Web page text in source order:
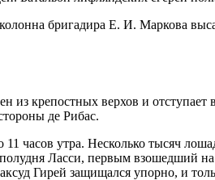
бригадира Е. И. Маркова
из крепостных верхов и
де Рибас.
часов утра. Несколько тысяч
Ласси, первым взошедший
Гирей защищался упорно, и